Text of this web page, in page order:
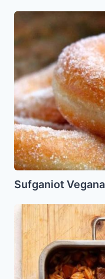
Sufganiot
Veganas
(Donuts)
Sufganiot
Yarkoie
con
Ferfalej